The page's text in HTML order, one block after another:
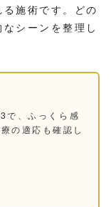
施術です。どの
シーンを整理し
で、ふっくら感
の適応も確認し